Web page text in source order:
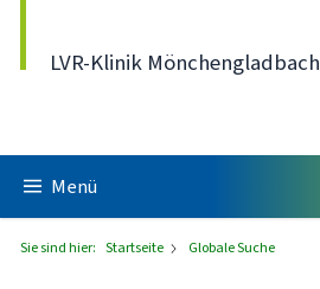
LVR-Klinik Mönchengladbach
Menü
Sie sind hier: Startseite Globale Suche